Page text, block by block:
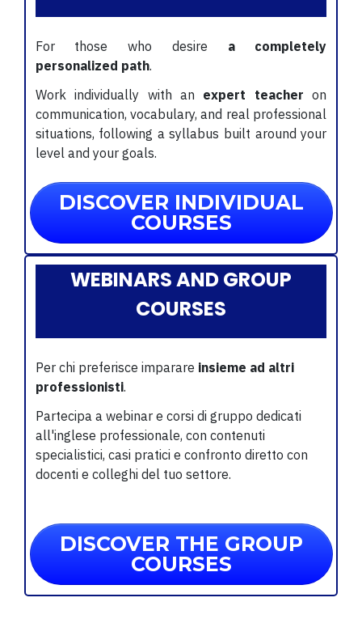
For those who desire a completely
personalized path.
Work individually with an expert teacher on
communication, vocabulary, and real professional
situations, following a syllabus built around your
level and your goals.
DISCOVER INDIVIDUAL
COURSES
WEBINARS AND GROUP
COURSES
Per chi preferisce imparare insieme ad altri
professionisti.
Partecipa a webinar e corsi di gruppo dedicati
all'inglese professionale, con contenuti
specialistici, casi pratici e confronto diretto con
docenti e colleghi del tuo settore.
DISCOVER THE GROUP
COURSES